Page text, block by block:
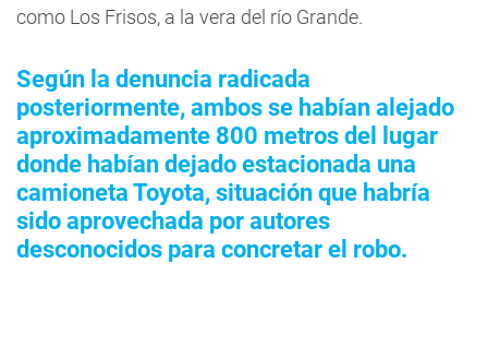
como Los Frisos, a la vera del río Grande.
Según la denuncia radicada
posteriormente, ambos se habían alejado
aproximadamente 800 metros del lugar
donde habían dejado estacionada una
camioneta Toyota, situación que habría
sido aprovechada por autores
desconocidos para concretar el robo.